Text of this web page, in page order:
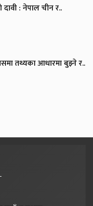
दावी : नेपाल चीन र..
तथ्यका आधारमा बुझ्ने र..